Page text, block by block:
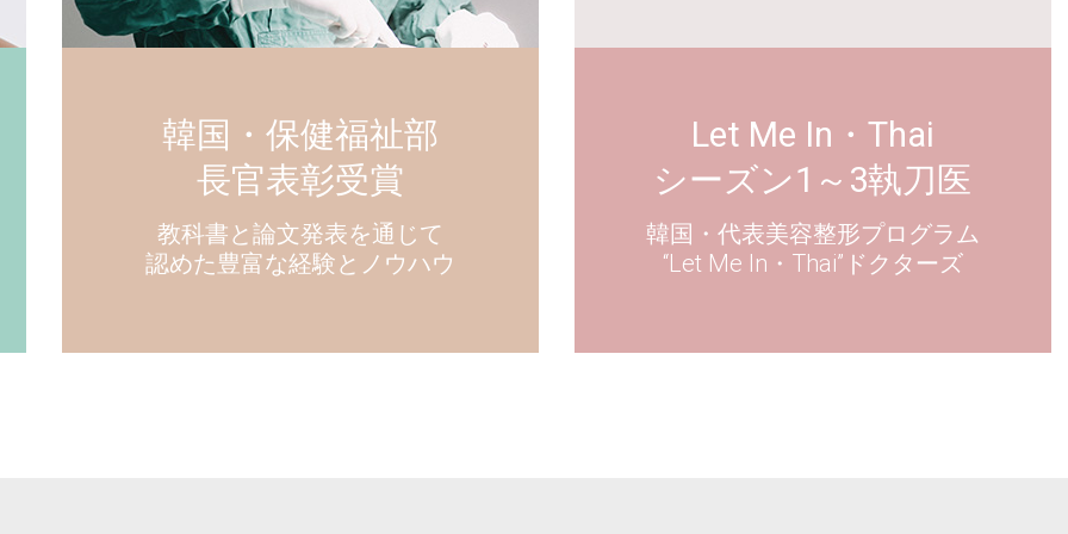
韓国・保健福祉部
長官表彰受賞
教科書と論文発表を通じて
認めた豊富な経験とノウハウ
Let Me In・Thai
シーズン1～3執刀医
韓国・代表美容整形プログラム
“Let Me In・Thai”ドクターズ